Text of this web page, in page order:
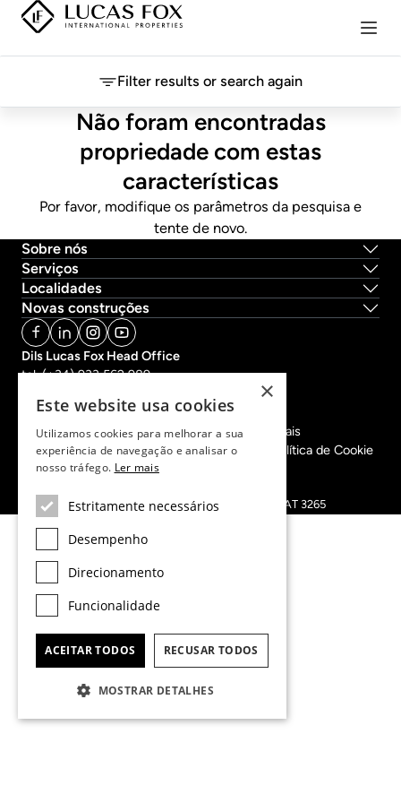
Filter results or search again
Não foram encontradas
propriedade com estas
características
Por favor, modifique os parâmetros da pesquisa e
tente de novo.
Sobre nós
Serviços
Localidades
Novas construções
Dils Lucas Fox Head Office
tel.(+34) 933 562 989
info@lucasfox.com
Informação sobre os nossos escritórios regionais
Políticas de PrivacidadeTermos e Condições
Política de Cookie
Preferências de cookies
Registro de Agentes Inmobiliarios de Cataluña: AICAT 3265
Web design & development by
Comece a escrever a sua localização
×
Este website usa cookies
Utilizamos cookies para melhorar a sua
experiência de navegação e analisar o
nosso tráfego. Ler mais
Estritamente necessários
Desempenho
Direcionamento
Funcionalidade
ACEITAR TODOS RECUSAR TODOS
MOSTRAR DETALHES